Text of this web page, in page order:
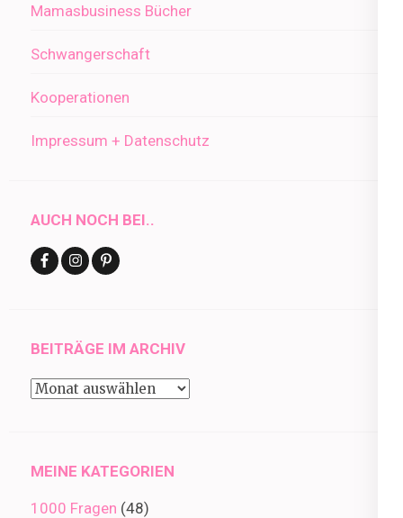
Mamasbusiness Bücher
Schwangerschaft
Kooperationen
Impressum + Datenschutz
AUCH NOCH BEI..
BEITRÄGE IM ARCHIV
Beiträge
MEINE KATEGORIEN
1000 Fragen (48)